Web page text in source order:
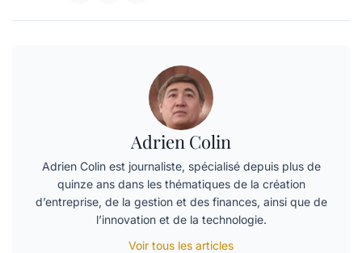
Adrien Colin
Adrien Colin est journaliste, spécialisé depuis plus de
quinze ans dans les thématiques de la création
d’entreprise, de la gestion et des finances, ainsi que de
l’innovation et de la technologie.
Voir tous les articles